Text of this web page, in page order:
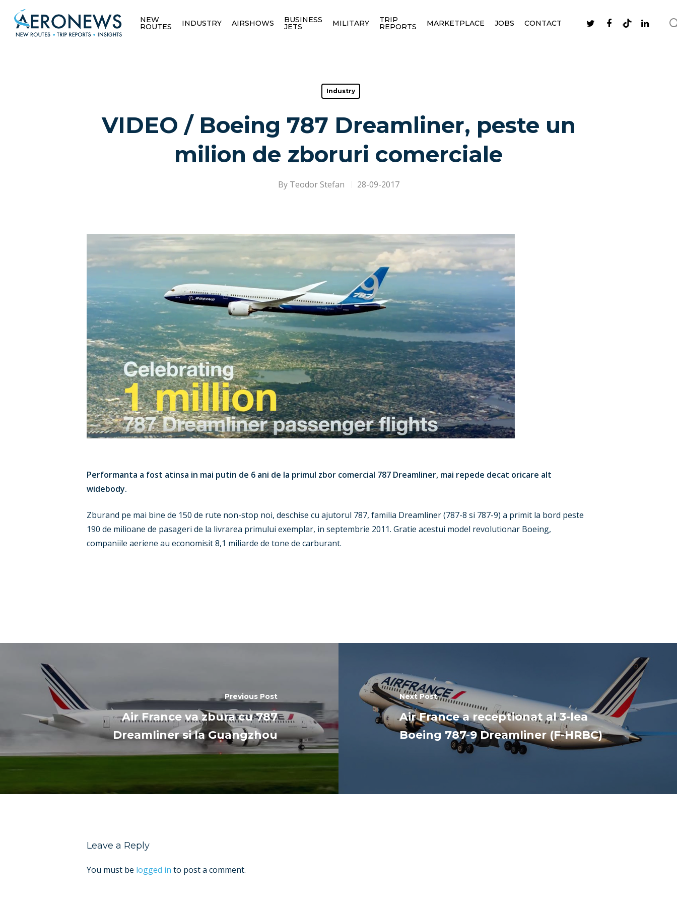
NEW
ROUTES INDUSTRY AIRSHOWS BUSINESS
JETS MILITARY TRIP
REPORTS MARKETPLACE JOBS CONTACT
Industry
VIDEO / Boeing 787 Dreamliner, peste un
milion de zboruri comerciale
By Teodor Stefan 28-09-2017
Performanta a fost atinsa in mai putin de 6 ani de la primul zbor comercial 787 Dreamliner, mai repede decat oricare alt
widebody.
Zburand pe mai bine de 150 de rute non-stop noi, deschise cu ajutorul 787, familia Dreamliner (787-8 si 787-9) a primit la bord peste
190 de milioane de pasageri de la livrarea primului exemplar, in septembrie 2011. Gratie acestui model revolutionar Boeing,
companiile aeriene au economisit 8,1 miliarde de tone de carburant.
Previous Post
Air France va zbura cu 787
Dreamliner si la Guangzhou
Next Post
Air France a receptionat al 3-lea
Boeing 787-9 Dreamliner (F-HRBC)
Leave a Reply
You must be logged in to post a comment.